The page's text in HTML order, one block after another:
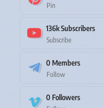
Pin
136kSubscribers
Subscribe
0 Members
Follow
0 Followers